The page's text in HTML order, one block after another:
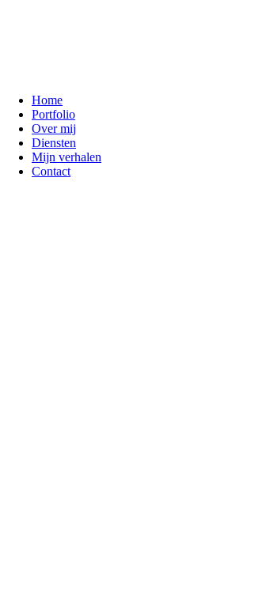
Home
Portfolio
Over mij
Diensten
Mijn verhalen
Contact